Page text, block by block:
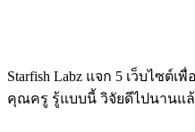
Starfish Labz แจก 5 เว็บไซต์
คุณครู รู้แบบนี้ วิจัยดีไปนานแ